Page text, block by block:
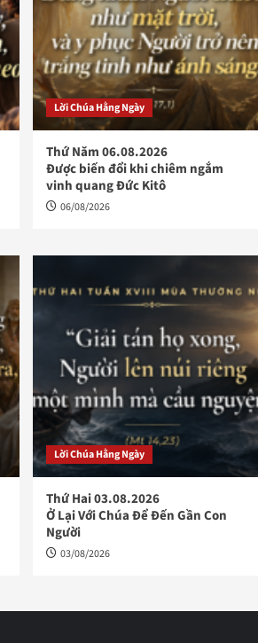
Lời Chúa Hằng Ngày
Thứ Năm 06.08.2026
Được biến đổi khi chiêm ngắm
vinh quang Đức Kitô
06/08/2026
Lời Chúa Hằng Ngày
Thứ Hai 03.08.2026
Ở Lại Với Chúa Để Đến Gần Con
Người
03/08/2026